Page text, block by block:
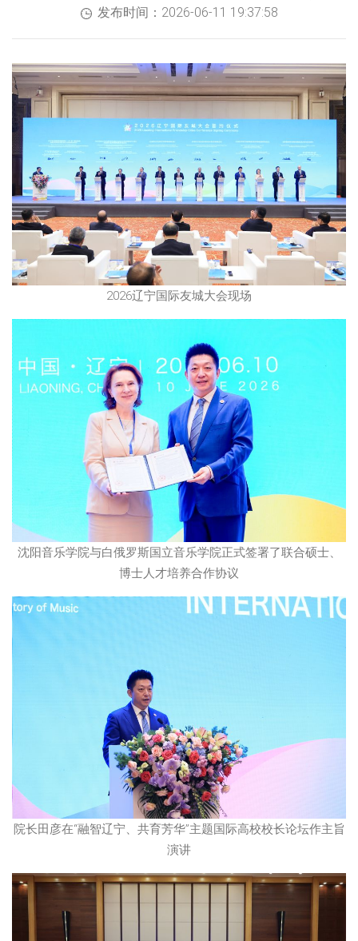
发布时间：2026-06-11 19:37:58
2026辽宁国际友城大会现场
沈阳音乐学院与白俄罗斯国立音乐学院正式签署了联合硕士、
博士人才培养合作协议
院长田彦在“融智辽宁、共育芳华”主题国际高校校长论坛作主旨
演讲